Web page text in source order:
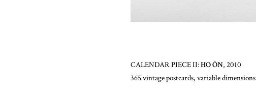
CALENDAR PIECE II:HO ÔN, 2010
365 vintage postcards, variable dimensions